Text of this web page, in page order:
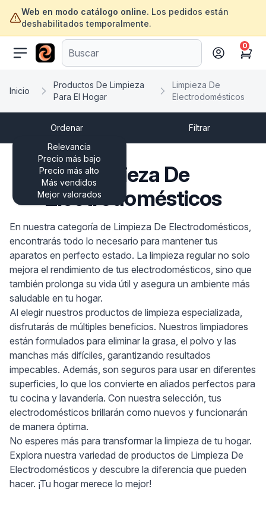
Web en modo catálogo online. Los pedidos están
deshabilitados temporalmente.
ofertasinformatica.com
Cart
0
Inicio
Productos De Limpieza
Para El Hogar
Limpieza De
Electrodomésticos
Ordenar
Relevancia
Precio más bajo
Precio más alto
Más vendidos
Mejor valorados
Filtrar
Limpieza De
Electrodomésticos
En nuestra categoría de Limpieza De Electrodomésticos,
encontrarás todo lo necesario para mantener tus
aparatos en perfecto estado. La limpieza regular no solo
mejora el rendimiento de tus electrodomésticos, sino que
también prolonga su vida útil y asegura un ambiente más
saludable en tu hogar.
Al elegir nuestros productos de limpieza especializada,
disfrutarás de múltiples beneficios. Nuestros limpiadores
están formulados para eliminar la grasa, el polvo y las
manchas más difíciles, garantizando resultados
impecables. Además, son seguros para usar en diferentes
superficies, lo que los convierte en aliados perfectos para
tu cocina y lavandería. Con nuestra selección, tus
electrodomésticos brillarán como nuevos y funcionarán
de manera óptima.
No esperes más para transformar la limpieza de tu hogar.
Explora nuestra variedad de productos de Limpieza De
Electrodomésticos y descubre la diferencia que pueden
hacer. ¡Tu hogar merece lo mejor!